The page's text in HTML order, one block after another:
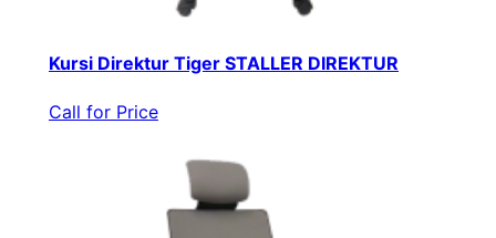
Kursi Direktur Tiger STALLER DIREKTUR
Call for Price